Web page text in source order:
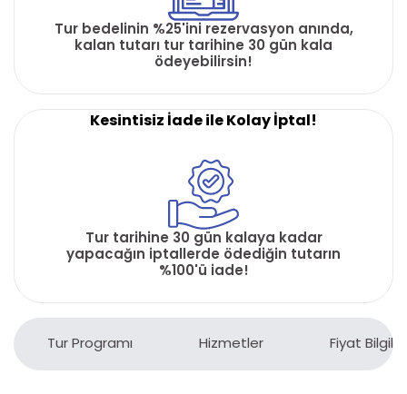
Tur bedelinin %25'ini rezervasyon anında,
kalan tutarı tur tarihine 30 gün kala
ödeyebilirsin!
Kesintisiz İade ile Kolay İptal!
Tur tarihine 30 gün kalaya kadar
yapacağın iptallerde ödediğin tutarın
%100'ü iade!
Tur Programı Hizmetler Fiyat